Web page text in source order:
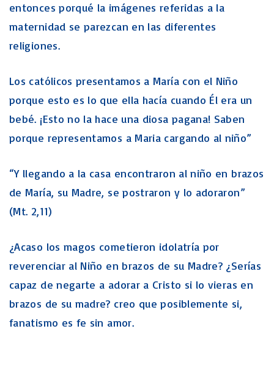
entonces porqué la imágenes referidas a la
maternidad se parezcan en las diferentes
religiones.
Los católicos presentamos a María con el Niño
porque esto es lo que ella hacía cuando Él era un
bebé. ¡Esto no la hace una diosa pagana! Saben
porque representamos a Maria cargando al niño”
“Y llegando a la casa encontraron al niño en brazos
de María, su Madre, se postraron y lo adoraron”
(Mt. 2,11)
¿Acaso los magos cometieron idolatría por
reverenciar al Niño en brazos de su Madre? ¿Serías
capaz de negarte a adorar a Cristo si lo vieras en
brazos de su madre? creo que posiblemente si,
fanatismo es fe sin amor.